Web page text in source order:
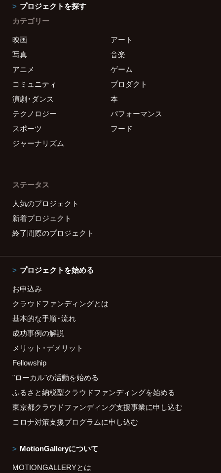
プロジェクトを探す
カテゴリー
映画
アート
写真
音楽
アニメ
ゲーム
コミュニティ
プロダクト
演劇・ダンス
本
テクノロジー
パフォーマンス
スポーツ
フード
ジャーナリズム
ステータス
人気のプロジェクト
新着プロジェクト
終了間際のプロジェクト
プロジェクトを始める
お申込み
クラウドファンディングとは
基本的な手順・流れ
成功事例の解説
メリット・デメリット
Fellowship
"ローカル"の活動を始める
ふるさと納税型クラウドファンディングを始める
東京都クラウドファンディング支援事業に申し込む
コロナ対策支援プログラムに申し込む
MotionGalleryについて
MOTIONGALLERYとは